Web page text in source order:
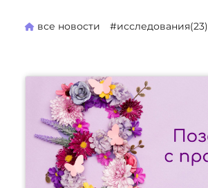
все новости #исследования(23)